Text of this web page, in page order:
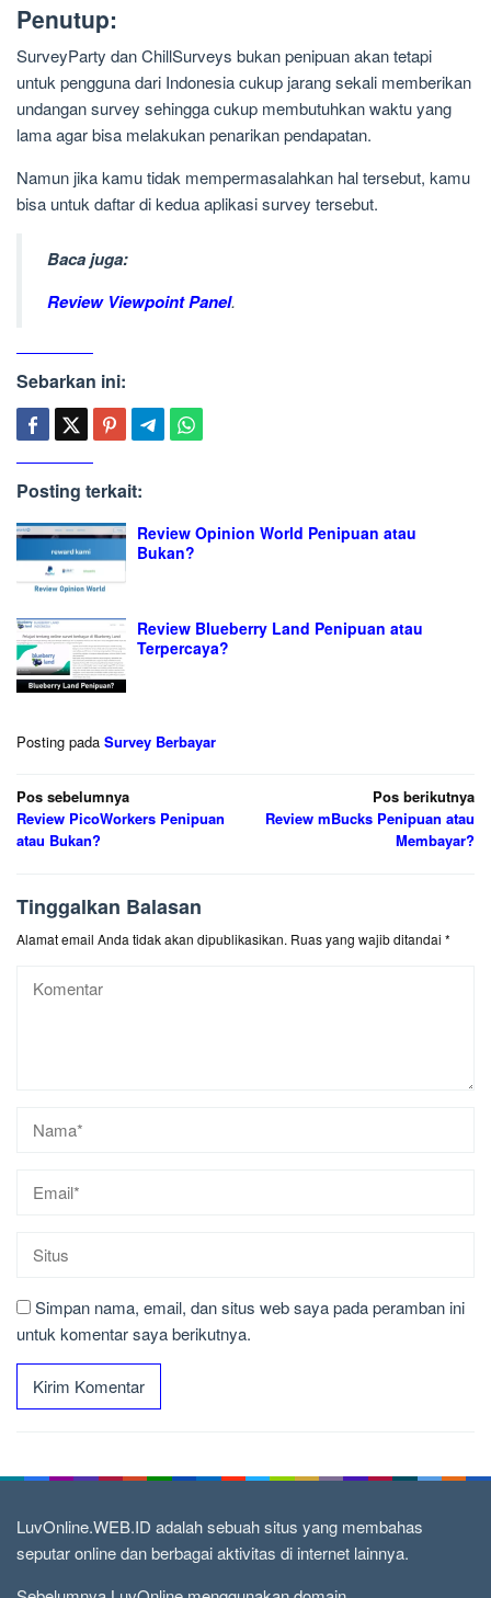
Penutup:
SurveyParty dan ChillSurveys bukan penipuan akan tetapi
untuk pengguna dari Indonesia cukup jarang sekali memberikan
undangan survey sehingga cukup membutuhkan waktu yang
lama agar bisa melakukan penarikan pendapatan.
Namun jika kamu tidak mempermasalahkan hal tersebut, kamu
bisa untuk daftar di kedua aplikasi survey tersebut.
Baca juga:
Review Viewpoint Panel.
Sebarkan ini:
Posting terkait:
Review Opinion World Penipuan atau
Bukan?
Review Blueberry Land Penipuan atau
Terpercaya?
Posting pada Survey Berbayar
Navigasi
pos
Pos sebelumnya
Review PicoWorkers Penipuan
atau Bukan?
Pos berikutnya
Review mBucks Penipuan atau
Membayar?
Tinggalkan Balasan
Alamat email Anda tidak akan dipublikasikan. Ruas yang wajib ditandai *
Simpan nama, email, dan situs web saya pada peramban ini
untuk komentar saya berikutnya.
LuvOnline.WEB.ID adalah sebuah situs yang membahas
seputar online dan berbagai aktivitas di internet lainnya.